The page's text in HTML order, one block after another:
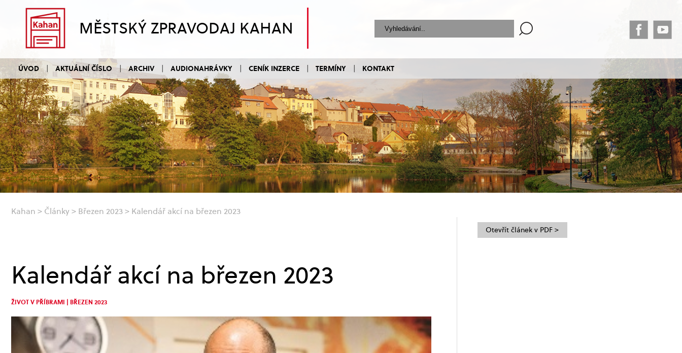
MĚSTSKÝ ZPRAVODAJ KAHAN
ÚVOD AKTUÁLNÍ ČÍSLO ARCHIV AUDIONAHRÁVKY CENÍK INZERCE TERMÍNY KONTAKT
Kahan > Články> Březen 2023> Kalendář akcí na březen 2023
Kalendář akcí na březen 2023
ŽIVOT V PŘÍBRAMI | BŘEZEN 2023
Otevřít článek v PDF >